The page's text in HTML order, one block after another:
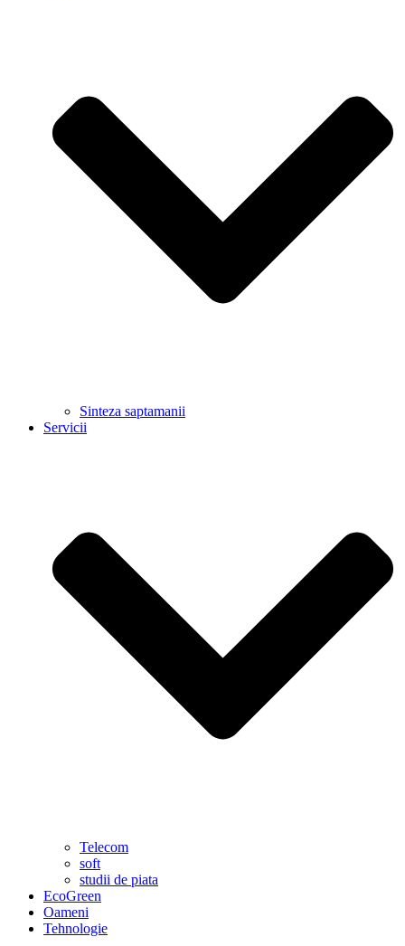
Sinteza saptamanii
Servicii
Telecom
soft
studii de piata
EcoGreen
Oameni
Tehnologie